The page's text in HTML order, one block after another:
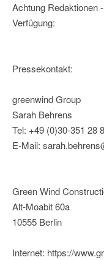
Achtung Redaktionen
Verfügung:
Pressekontakt:
greenwind Group
Sarah Behrens
Tel: +49 (0)30-351 28
E-Mail:
Green Wind
Alt-Moabit 60a
10555 Berlin
Internet: https://